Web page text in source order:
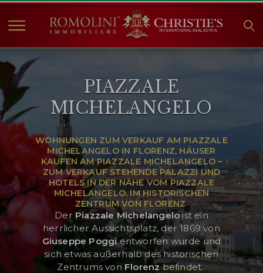
HOME
IMMOBILIEN ZUM
VERKAUF
ANGEBOTE
UNTERNEHMEN
CHRISTIE'S
KONTAKT
Currency:
£
Sprache:
PIAZZALE
MICHELANGELO
WOHNUNGEN ZUM VERKAUF AM PIAZZALE
MICHELANGELO IN FLORENZ, HÄUSER
KAUFEN AM PIAZZALE MICHELANGELO –
ZUM VERKAUF STEHENDE PALAZZI UND
HOTELS IN DER NÄHE VOM PIAZZALE
MICHELANGELO, IM HISTORISCHEN
ZENTRUM VON FLORENZ
Der Piazzale Michelangelo ist ein
herrlicher Aussichtsplatz, der 1869 von
Giuseppe Poggientworfen wurde und
sich etwas außerhalb des historischen
Zentrums von Florenzbefindet.